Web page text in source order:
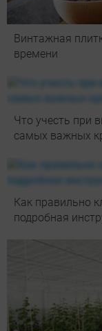
Винтажная
времени
Что учесть при
самых важных
Как правильно
подробная